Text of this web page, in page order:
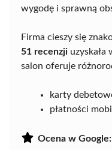
wygodę i sprawną
Firma cieszy się
51 recenzji uzyskała
salon oferuje
karty
płatności
Ocena w Google: